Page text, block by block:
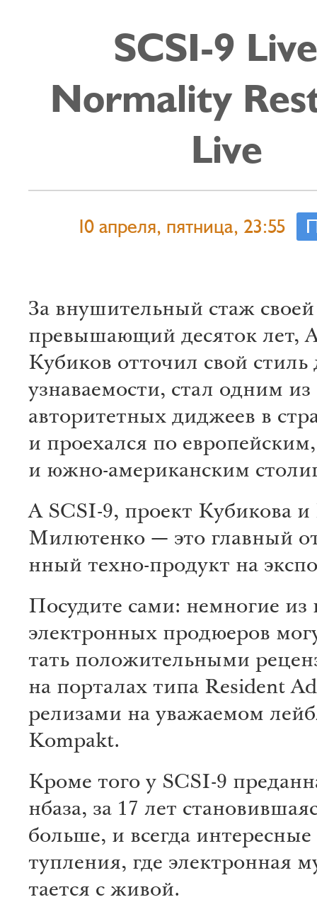
SCSI-9
Normality
Live
10 апреля, пятница, 23:55
За вну­ши­тель­ный стаж
пре­вы­шающий де­ся­ток лет,
Кубиков отточил свой стиль
узнаваемо­сти, стал одним
авто­ри­те­тных ди­дже­ев в
и проеха­лся по
и южно-аме­ри­канс­ким
А SCSI-9, проект Куби­ко­ва
Милюте­нко — это гла­вный
нный те­хно-продукт на
Посу­ди­те сами: не­многие
элект­ро­нных продюеров
тать по­ло­житель­ными
на по­рталах типа Resi­dent
ре­ли­зами на уважаемом
Kompakt.
Кроме того у SCSI-9
нбаза, за 17 лет
бо­льше, и все­гда
туп­ления, где элект­ро­нная
тается с живой.